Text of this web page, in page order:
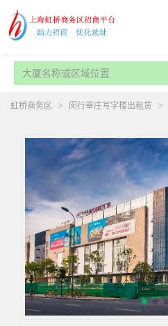
虹桥商务区 > 闵行莘庄写字楼出租赁 >